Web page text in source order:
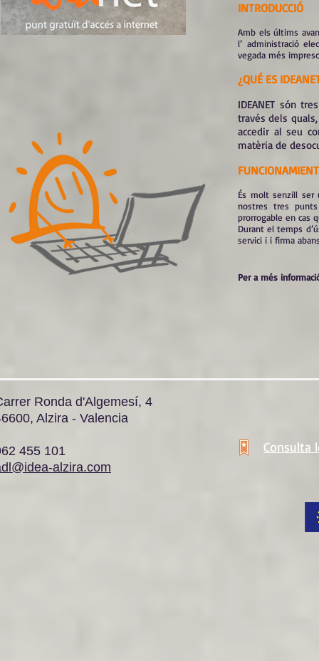
INTRODUCCIÓ
Amb els últims
l’ administració
vegada més
¿QUÉ ES
IDEANET són
través dels
accedir al seu
matèria de
FUNCIONAMIENT
És molt senzill ser
nostres tres punts
prorrogable en cas
Durant el temps
servici i i firma
Per a més
Ronda d'Algemesí, 4
Alzira - Valencia
455 101
alzira.com
Consulta